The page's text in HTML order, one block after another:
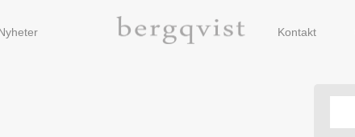
Kontakt